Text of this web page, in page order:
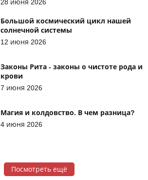
28 июня 2026
Большой космический цикл нашей
солнечной системы
12 июня 2026
Законы Рита - законы о чистоте рода и
крови
7 июня 2026
Магия и колдовство. В чем разница?
4 июня 2026
Посмотреть ещё